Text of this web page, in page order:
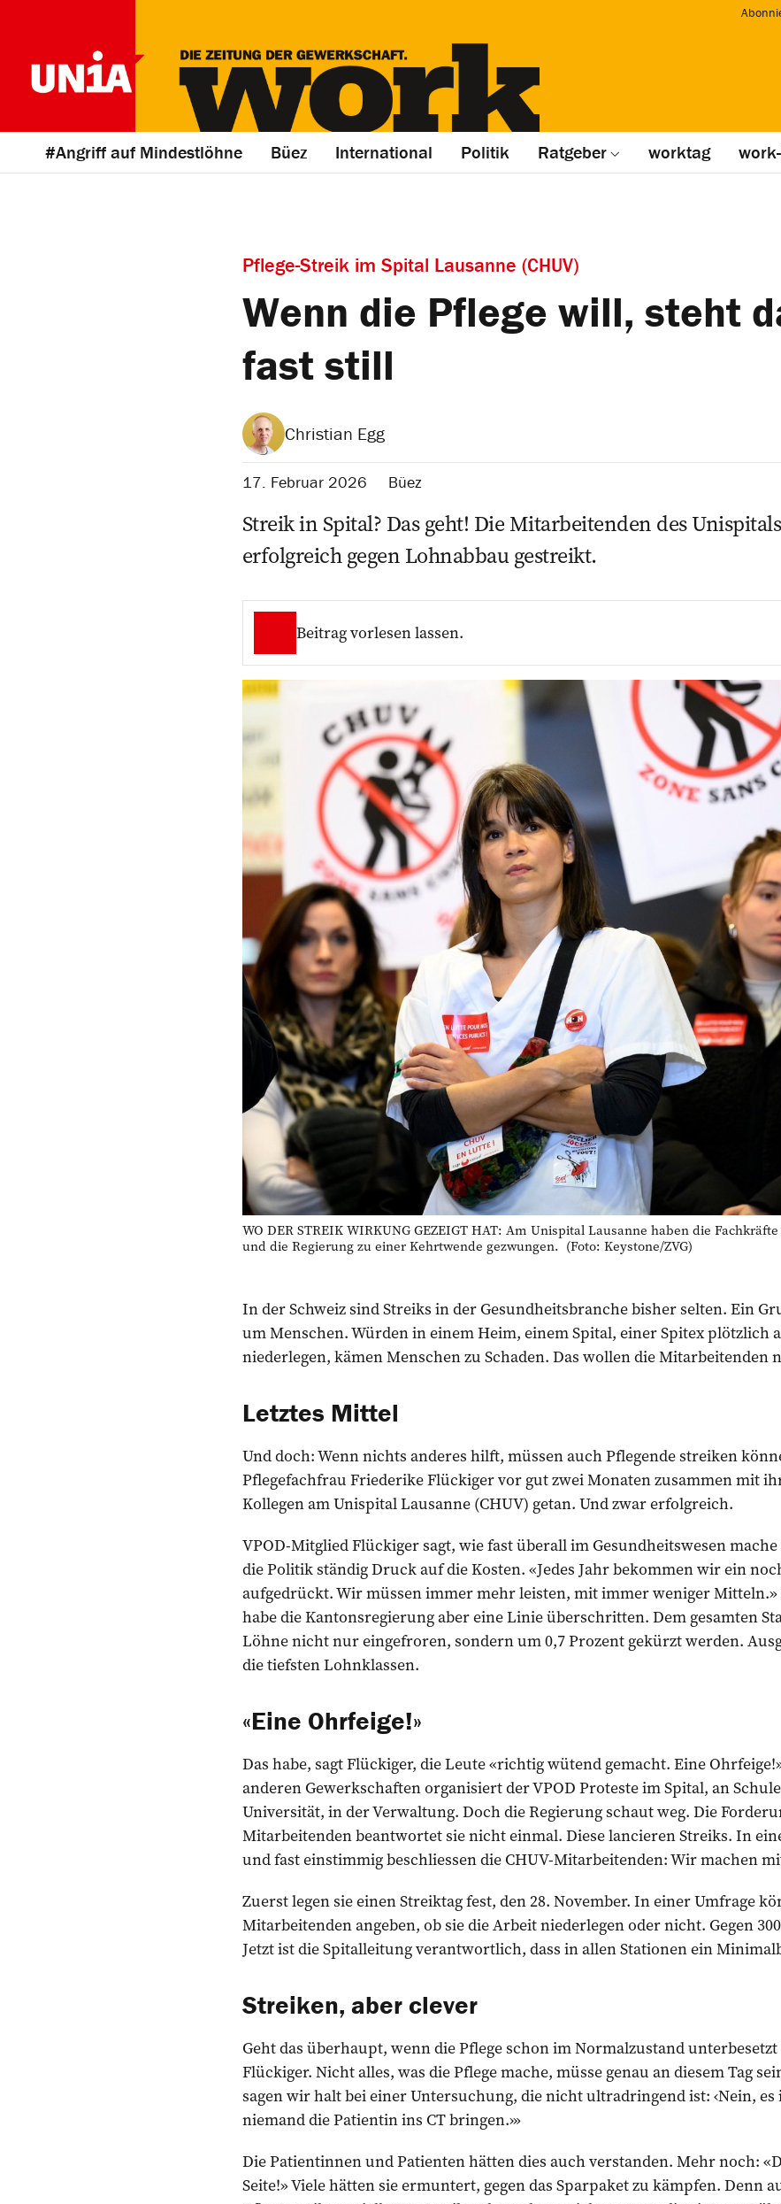
#Angriff auf Mindestlöhne Büez International Politik Ratgeber worktag
Pflege-Streik im Spital Lausanne (CHUV)
Wenn die Pflege will, steht
fast still
Christian Egg
17. Februar 2026 Büez
Streik in Spital? Das geht! Die Mitarbeitenden des
erfolgreich gegen Lohn­abbau gestreikt.
Beitrag vorlesen lassen.
WO DER STREIK WIRKUNG GEZEIGT HAT: Am Unispital Lausanne haben die
und die Regierung zu einer Kehrtwende gezwungen. (Foto: Keystone/ZVG)
In der Schweiz sind Streiks in der Gesundheitsbranche bisher selten. Ein
um Menschen. Würden in einem Heim, einem Spital, einer Spitex plötzlich
niederlegen, kämen Menschen zu Schaden. Das wollen die Mitarbeitenden
Letztes Mittel
Und doch: Wenn nichts anderes hilft, müssen auch Pflegende streiken
Pflegefachfrau Friederike Flückiger vor gut zwei Monaten zusammen mit
Kollegen am Unispital Lausanne (CHUV) getan. Und zwar erfolgreich.
VPOD-Mitglied Flückiger sagt, wie fast über­­all im Gesundheitswesen
die Politik ständig Druck auf die Kosten. «Jedes Jahr bekommen wir ein
aufgedrückt. Wir müssen immer mehr leisten, mit immer weniger Mitteln.»
habe die Kantons­regierung aber eine Linie überschritten. Dem gesamten
Löhne nicht nur eingefroren, sondern um 0,7 Prozent gekürzt werden.
die tiefsten Lohnklassen.
«Eine Ohrfeige!»
Das habe, sagt Flückiger, die Leute «richtig ­wütend gemacht. Eine
anderen Gewerkschaften organisiert der VPOD Proteste im Spital, an
Universität, in der Verwaltung. Doch die Regierung schaut weg. Die
Mitarbeitenden beantwortet sie nicht einmal. Diese lancieren Streiks. In
und fast einstimmig beschliessen die CHUV-Mitarbeitenden: Wir machen
Zuerst legen sie einen Streiktag fest, den 28. November. In einer Umfrage
Mitarbeitenden angeben, ob sie die Arbeit niederlegen oder nicht. Gegen
Jetzt ist die Spitalleitung verantwortlich, dass in allen Stationen ein
Streiken, aber clever
Geht das überhaupt, wenn die Pflege schon im Normalzustand
Flückiger. Nicht alles, was die Pflege mache, müsse genau an diesem Tag
sagen wir halt bei einer Untersuchung, die nicht ultra­dringend ist: ‹Nein,
niemand die Patientin ins CT bringen.›»
Die Patientinnen und Patienten hätten dies auch verstanden. Mehr noch:
Seite!» Viele hätten sie ermuntert, gegen das Sparpaket zu kämpfen. Denn